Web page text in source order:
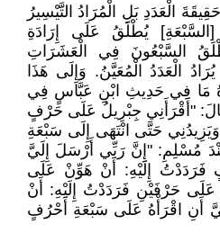
الْعَدَدِ بَلِ الْمُرَادُ التَّيْسِيرُ
يُطْلَقُ عَلَى إِرَادَةِ
السَّبْعُونَ فِي الْعَشَرَاتِ
الْعَدَدُ الْمُعَيَّنُ. وَإِلَى هَذَا
مَا فِي حَدِيثِ ابْنِ عَبَّاسٍ فِي
"أَقْرَأَنِي جِبْرِيلُ عَلَى حَرْفٍ
حَتَّى انْتَهَى إِلَى سَبْعَةِ
مُسْلِمِ: "إِنَّ رَبِّي أَرْسَلَ إِلَيَّ
فَرَدَدْتُ إِلَيْهِ: أَنْ هَوِّنْ عَلَى
عَلَى حَرْفَيْنِ فَرَدَدْتُ إِلَيْهِ: أَنْ
أَنِ اقْرَأْهُ عَلَى سَبْعَةِ أَحْرُفٍ